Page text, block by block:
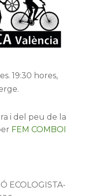
19:30 hores,
i del peu de la
FEM COMBOI
ECOLOGISTA-